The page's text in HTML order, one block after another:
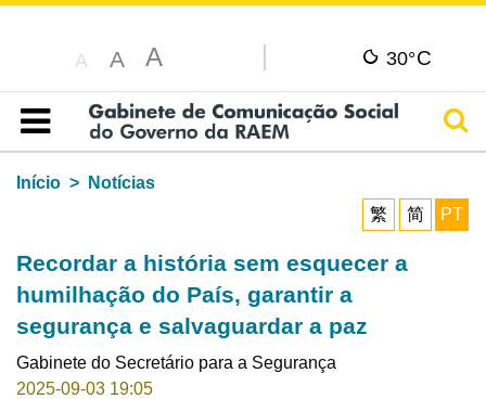
A A A 30°C
Índice
Início
Notícias
繁
简 PT
Recordar a história sem esquecer a
humilhação do País, garantir a
segurança e salvaguardar a paz
Gabinete do Secretário para a Segurança
2025-09-03 19:05